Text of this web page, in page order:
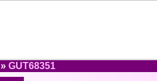
» GUT68351